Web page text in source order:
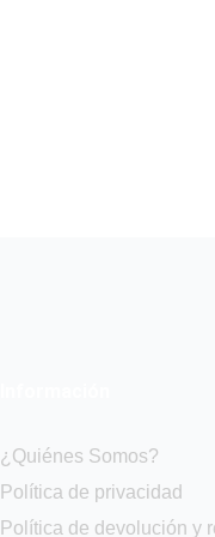
¿Quiénes Somos?
Política de privacidad
Política de devolución y